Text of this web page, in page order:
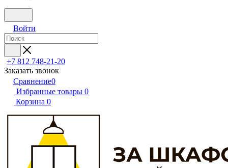
Войти
+7 812 748-21-20
Заказать звонок
Сравнение0
Избранные товары 0
Корзина 0